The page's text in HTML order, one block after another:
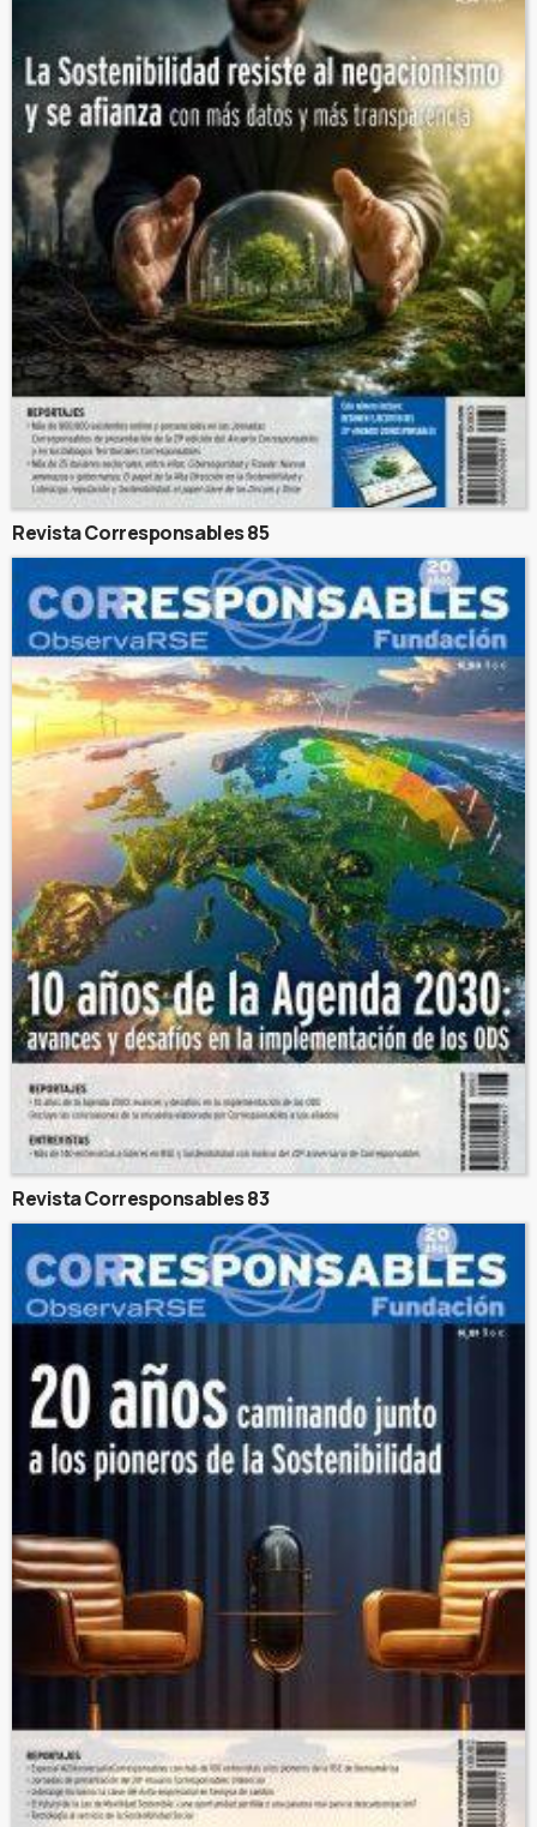
Revista Corresponsables 85
Revista Corresponsables 83